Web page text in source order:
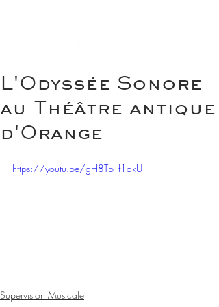
L'Odyssée Sonore
au Théâtre antique
d'Orange
https://youtu.be/gH8Tb_f1dkU
Supervision Musicale